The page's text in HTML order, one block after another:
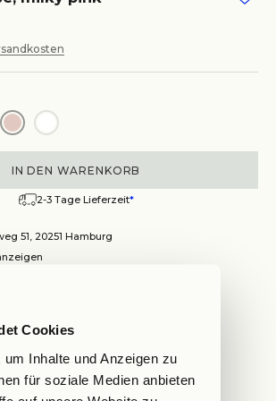
Cookies
Inhalte und Anzeigen zu
für soziale Medien anbieten
IN DEN WARENKORB
2-3 Tage Lieferzeit*
51, 20251 Hamburg